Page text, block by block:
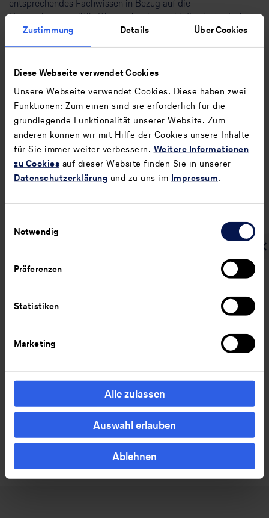
Zustimmung Details Über Cookies
Diese Webseite verwendet Cookies
Unsere Webseite verwendet Cookies. Diese haben zwei
Funktionen: Zum einen sind sie erforderlich für die
grundlegende Funktionalität unserer Website. Zum
anderen können wir mit Hilfe der Cookies unsere Inhalte
für Sie immer weiter verbessern. Weitere Informationen
zu Cookies auf dieser Website finden Sie in unserer
Datenschutzerklärung und zu uns im Impressum.
Notwendig
Präferenzen
Statistiken
Marketing
Alle zulassen
Auswahl erlauben
Ablehnen
entsprechendes Fachwissen in Bezug auf die
Unternehmenspolitik. Dies umfasst sowohl die strategische
Planung als auch die operative Steuerung, um die langfristige
Wettbewerbsfähigkeit und nachhaltige Ausrichtung des
erstreckt sich auf verschiedene Bereiche, wie Corporate
menschenrechtliche Compliance sowie auf Markt- und
Branchenkenntnisse. Durch eine kontinuierliche Weiterbildung
und die Einbeziehung von externem Expertenwissen halten sie
sich stets aktuell informiert, um fundierte Entscheidungen zu
treffen und die Unternehmenspolitik effektiv zu gestalten. Auf
diese Weise soll die Zukunftsfähigkeit der Lufthansa Group in
einem dynamischen und herausfordernden Umfeld gestärkt
Vorstand der Lufthansa Group können folgendem Kapitel
Verwaltungs-, Leitungs- und Aufsichtsorgane
Überblick
Management der
Auswirkungen, Risiken